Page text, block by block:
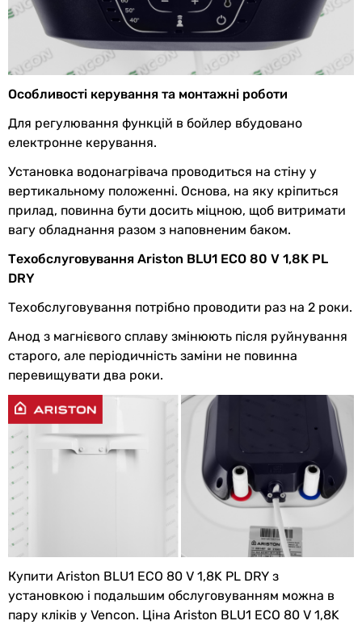
Подача
води
напірний
Робочий тиск 8 бар
Тип бойлера електричний
Виробництво Італія
EAN 5414849823600
Енергоефективність
енергоефективності
Тепловтрати 1.35 квт⋅г/24г
Фізичні характеристики
Висота 758 мм
Ширина
Глибина
Колір
Габарити в упаковці
Висота в
упаковці
770 мм
Особливості керування та монтажні роботи
Для регулювання функцій в бойлер вбудовано
електронне керування.
Установка водонагрівача проводиться на стіну у
вертикальному положенні. Основа, на яку кріпиться
прилад, повинна бути досить міцною, щоб витримати
вагу обладнання разом з наповненим баком.
Техобслуговування Ariston BLU1 ECO 80 V 1,8K PL
DRY
Техобслуговування потрібно проводити раз на 2 роки.
Анод з магнієвого сплаву змінюють після руйнування
старого, але періодичність заміни не повинна
перевищувати два роки.
Купити Ariston BLU1 ECO 80 V 1,8K PL DRY з
установкою і подальшим обслуговуванням можна в
пару кліків у Vencon. Ціна Ariston BLU1 ECO 80 V 1,8K